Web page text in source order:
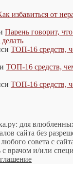
избавиться от
Парень говорит,
ТОП-16 средств,
ТОП-16 средств,
ТОП-16 средств,
для
сайта без
совета с
с врачом и/или